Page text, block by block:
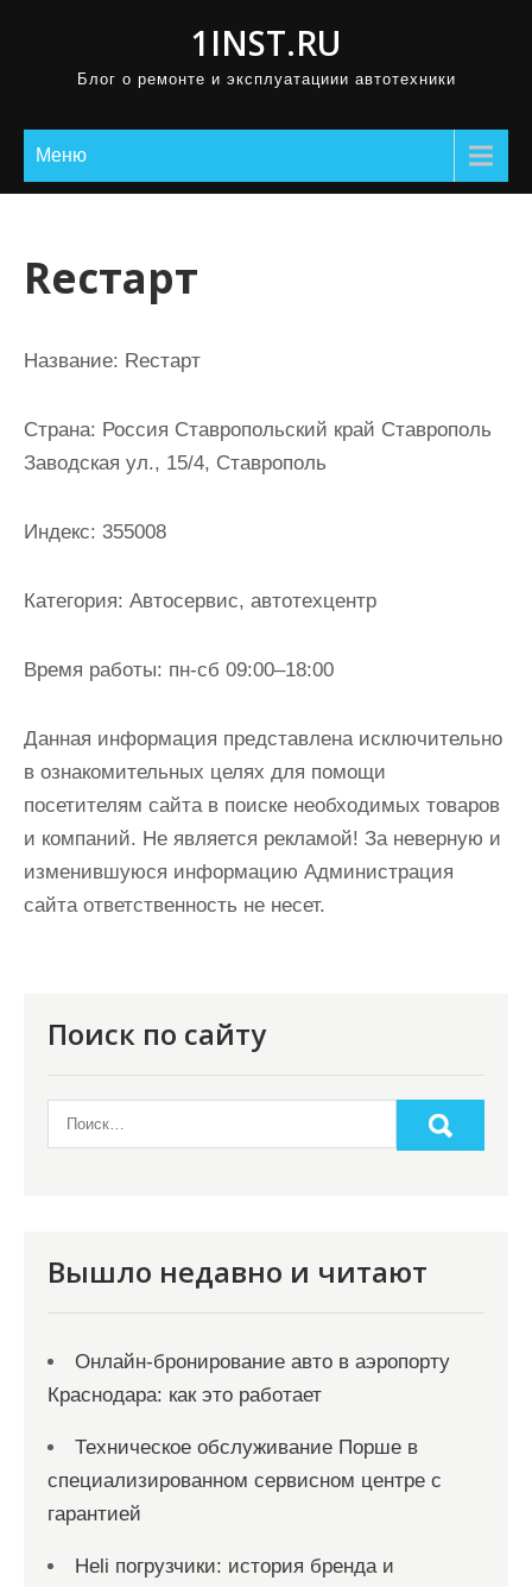
1INST.RU
Блог о ремонте и эксплуатациии автотехники
Меню
Reстарт
Название: Reстарт
Страна: Россия Ставропольский край Ставрополь
Заводская ул., 15/4, Ставрополь
Индекс: 355008
Категория: Автосервис, автотехцентр
Время работы: пн-сб 09:00–18:00
Данная информация представлена исключительно
в ознакомительных целях для помощи
посетителям сайта в поиске необходимых товаров
и компаний. Не является рекламой! За неверную и
изменившуюся информацию Администрация
сайта ответственность не несет.
Поиск по сайту
Вышло недавно и читают
Онлайн‑бронирование авто в аэропорту
Краснодара: как это работает
Техническое обслуживание Порше в
специализированном сервисном центре с
гарантией
Heli погрузчики: история бренда и